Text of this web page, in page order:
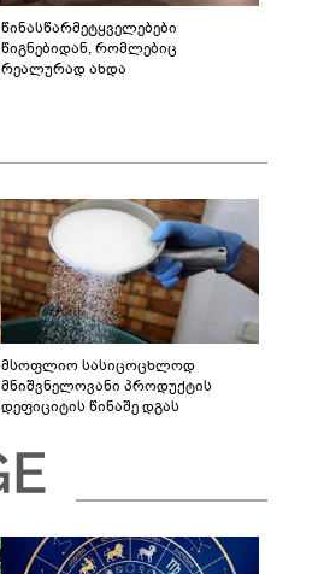
წინასწარმეტყველებები
წიგნებიდან, რომლებიც
რეალურად ახდა
მსოფლიო სასიცოცხლოდ
მნიშვნელოვანი პროდუქტის
დეფიციტის წინაშე დგას